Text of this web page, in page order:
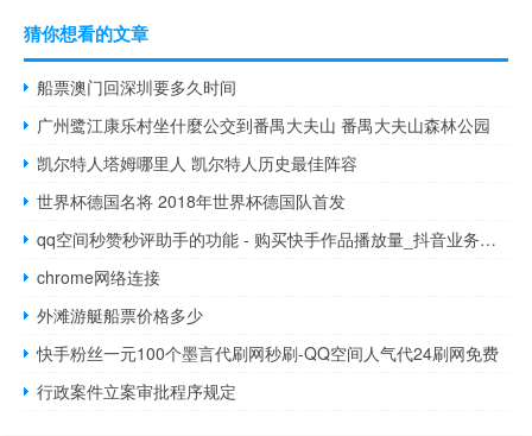
猜你想看的文章
船票澳门回深圳要多久时间
广州鹭江康乐村坐什麼公交到番禺大夫山 番禺大夫山森林公园
凯尔特人塔姆哪里人 凯尔特人历史最佳阵容
世界杯德国名将 2018年世界杯德国队首发
qq空间秒赞秒评助手的功能 - 购买快手作品播放量_抖音业务低价链接
chrome网络连接
外滩游艇船票价格多少
快手粉丝一元100个墨言代刷网秒刷-QQ空间人气代24刷网免费
行政案件立案审批程序规定